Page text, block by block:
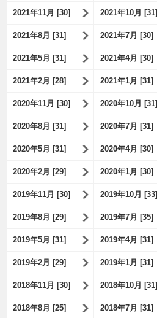
2021年11月 [30] 2021年10月 [31]
2021年8月 [31] 2021年7月 [30]
2021年5月 [31] 2021年4月 [30]
2021年2月 [28] 2021年1月 [31]
2020年11月 [30] 2020年10月 [31]
2020年8月 [31] 2020年7月 [31]
2020年5月 [31] 2020年4月 [30]
2020年2月 [29] 2020年1月 [30]
2019年11月 [30] 2019年10月 [33]
2019年8月 [29] 2019年7月 [35]
2019年5月 [31] 2019年4月 [31]
2019年2月 [29] 2019年1月 [31]
2018年11月 [30] 2018年10月 [31]
2018年8月 [25] 2018年7月 [31]